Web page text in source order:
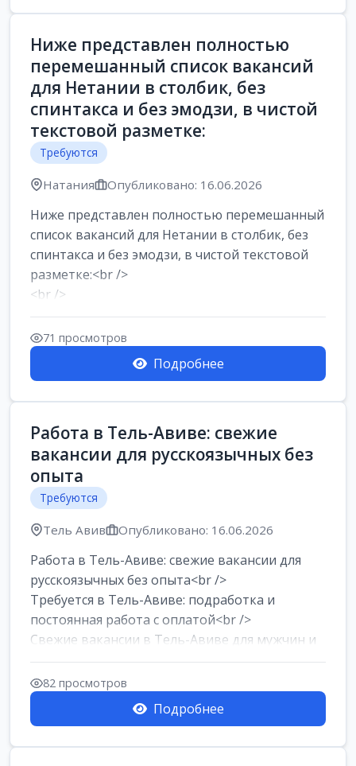
Ниже представлен полностью
перемешанный список вакансий
для Нетании в столбик, без
спинтакса и без эмодзи, в чистой
текстовой разметке:
Требуются
Натания Опубликовано: 16.06.2026
Ниже представлен полностью перемешанный
список вакансий для Нетании в столбик, без
спинтакса и без эмодзи, в чистой текстовой
разметке:<br />
<br />
Работа в Нетании на мебельном
производстве: требу...
71 просмотров
Подробнее
Работа в Тель-Авиве: свежие
вакансии для русскоязычных без
опыта
Требуются
Тель Авив Опубликовано: 16.06.2026
Работа в Тель-Авиве: свежие вакансии для
русскоязычных без опыта<br />
Требуется в Тель-Авиве: подработка и
постоянная работа с оплатой<br />
Свежие вакансии в Тель-Авиве для мужчин и
женщин от хозя...
82 просмотров
Подробнее